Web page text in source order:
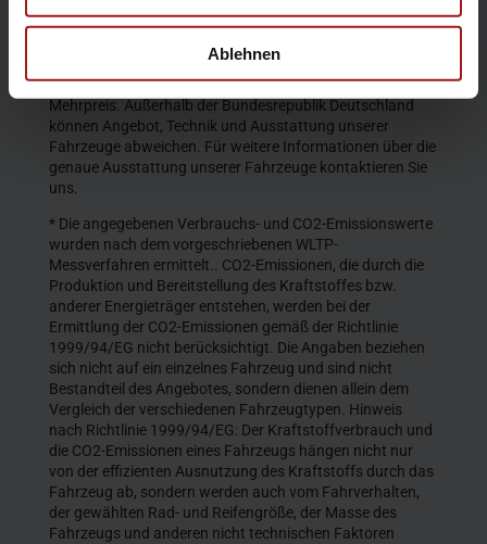
Ablehnen
entspricht dem Stand bei Veröffentlichung. Wir behalten
Die abgebildeten Farben geben den wirklichen Farbton nur
annähernd wieder. Gezeigte Sonderausstattungen gegen
Mehrpreis. Außerhalb der Bundesrepublik Deutschland
können Angebot, Technik und Ausstattung unserer
Fahrzeuge abweichen. Für weitere Informationen über die
genaue Ausstattung unserer Fahrzeuge kontaktieren Sie
uns.
* Die angegebenen Verbrauchs- und CO2-Emissionswerte
wurden nach dem vorgeschriebenen WLTP-
Messverfahren ermittelt.. CO2-Emissionen, die durch die
Produktion und Bereitstellung des Kraftstoffes bzw.
anderer Energieträger entstehen, werden bei der
Ermittlung der CO2-Emissionen gemäß der Richtlinie
1999/94/EG nicht berücksichtigt. Die Angaben beziehen
sich nicht auf ein einzelnes Fahrzeug und sind nicht
Bestandteil des Angebotes, sondern dienen allein dem
Vergleich der verschiedenen Fahrzeugtypen. Hinweis
nach Richtlinie 1999/94/EG: Der Kraftstoffverbrauch und
die CO2-Emissionen eines Fahrzeugs hängen nicht nur
von der effizienten Ausnutzung des Kraftstoffs durch das
Fahrzeug ab, sondern werden auch vom Fahrverhalten,
der gewählten Rad- und Reifengröße, der Masse des
Fahrzeugs und anderen nicht technischen Faktoren